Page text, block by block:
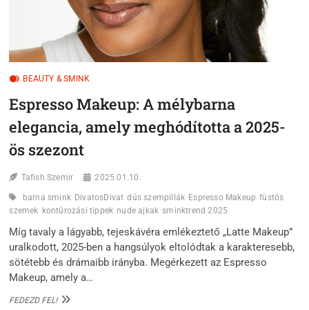
BEAUTY & SMINK
Espresso Makeup: A mélybarna
elegancia, amely meghódította a 2025-
ös szezont
Tafish Szemir 2025.01.10.
barna smink DivatosDivat dús szempillák Espresso Makeup füstös
szemek kontúrozási tippek nude ajkak sminktrend 2025
Míg tavaly a lágyabb, tejeskávéra emlékeztető „Latte Makeup”
uralkodott, 2025-ben a hangsúlyok eltolódtak a karakteresebb,
sötétebb és drámaibb irányba. Megérkezett az Espresso
Makeup, amely a…
FEDEZD FEL!ESPRESSO